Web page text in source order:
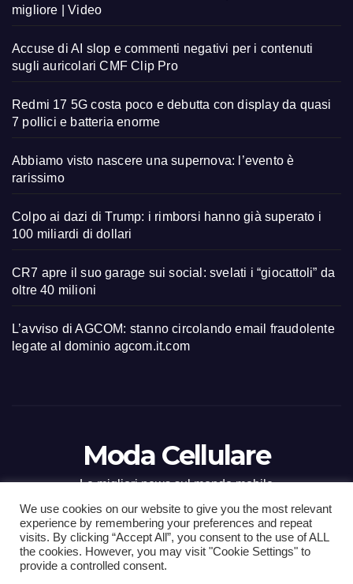
migliore | Video
Accuse di AI slop e commenti negativi per i contenuti
sugli auricolari CMF Clip Pro
Redmi 17 5G costa poco e debutta con display da quasi
7 pollici e batteria enorme
Abbiamo visto nascere una supernova: l’evento è
rarissimo
Colpo ai dazi di Trump: i rimborsi hanno già superato i
100 miliardi di dollari
CR7 apre il suo garage sui social: svelati i “giocattoli” da
oltre 40 milioni
L’avviso di AGCOM: stanno circolando email fraudolente
legate al dominio agcom.it.com
Moda Cellulare
Le migliori news sul mondo mobile
Proudly powered by WordPress| Tema: Newsup diThemeansar
We use cookies on our website to give you the most relevant
experience by remembering your preferences and repeat
visits. By clicking “Accept All”, you consent to the use of ALL
the cookies. However, you may visit "Cookie Settings" to
provide a controlled consent.